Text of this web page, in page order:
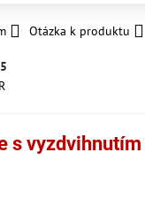
Otázka k produktu
s